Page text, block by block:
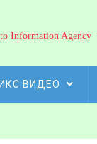
Information Agency
ВИДЕО